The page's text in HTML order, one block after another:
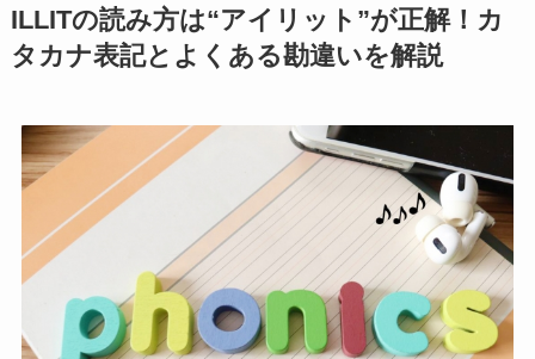
ILLITの読み方は“アイリット”が正解！カ
タカナ表記とよくある勘違いを解説